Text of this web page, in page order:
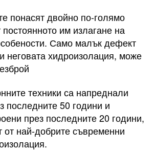
понасят двойно по-голямо
им излагане на
Само малък дефект
неговата хидроизолация, може
техники са напреднали
последните 50 години и
през последните 20 години,
от най-добрите съвременни